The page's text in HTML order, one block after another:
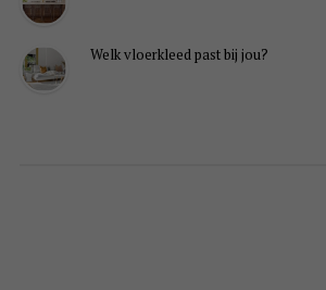
Welk vloerkleed past bij jou?